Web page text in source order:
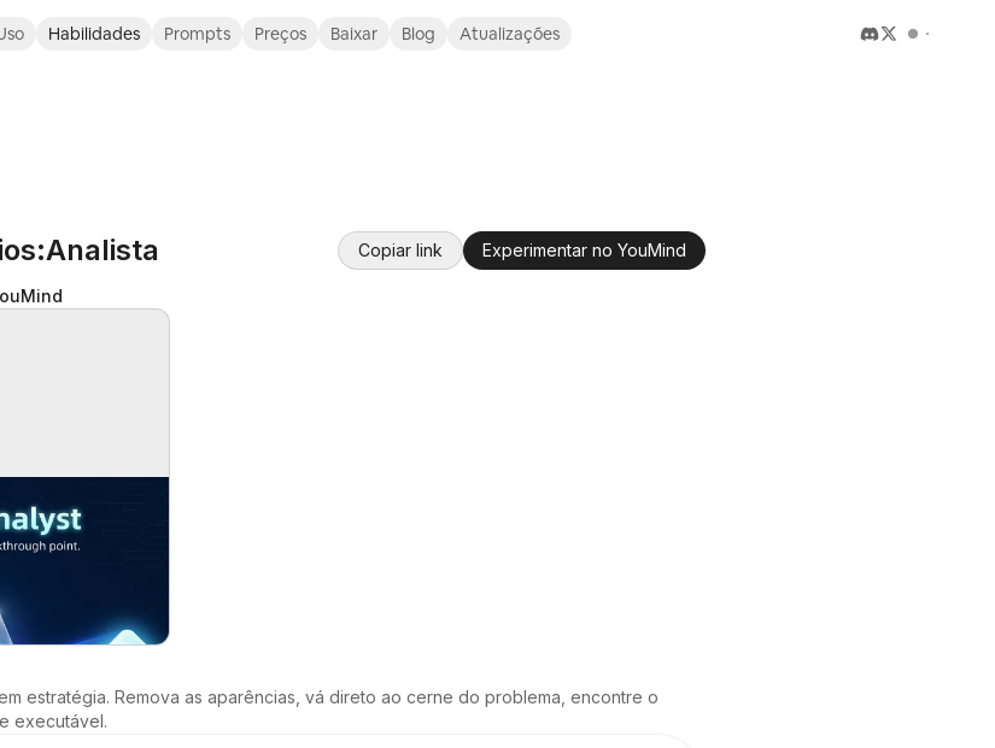
Habilidades Prompts Preços Baixar Blog Atualizações
Copiar link Experimentar no YouMind
estratégia. Remova as aparências, vá direto ao cerne do problema, encontre o
executável.